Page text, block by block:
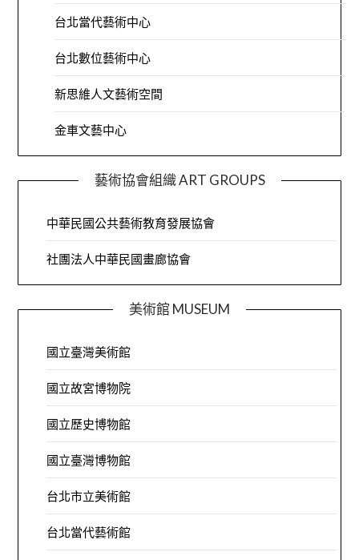
台北當代藝術中心
台北數位藝術中心
新思維人文藝術空間
金車文藝中心
藝術協會組織 ART GROUPS
中華民國公共藝術教育發展協會
社團法人中華民國畫廊協會
美術館 MUSEUM
國立臺灣美術館
國立故宮博物院
國立歷史博物館
國立臺灣博物館
台北市立美術館
台北當代藝術館